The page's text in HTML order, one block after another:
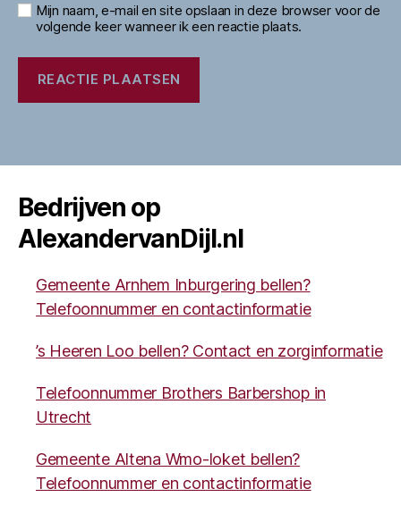
Mijn naam, e-mail en site opslaan in deze browser voor de
volgende keer wanneer ik een reactie plaats.
Bedrijven op
AlexandervanDijl.nl
Gemeente Arnhem Inburgering bellen?
Telefoonnummer en contactinformatie
’s Heeren Loo bellen? Contact en zorginformatie
Telefoonnummer Brothers Barbershop in
Utrecht
Gemeente Altena Wmo-loket bellen?
Telefoonnummer en contactinformatie